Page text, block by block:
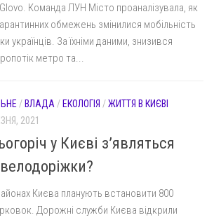
Glovo. Команда ЛУН Місто проаналізувала, як
обмежень змінилися мобільність
українців. За їхніми даними, знизився
метро та...
/ ВЛАДА / ЕКОЛОГІЯ /ЖИТТЯ В КИЄВІ
2021
у Києві з’являться
Києва планують встановити 800
Дорожні служби Києва відкрили